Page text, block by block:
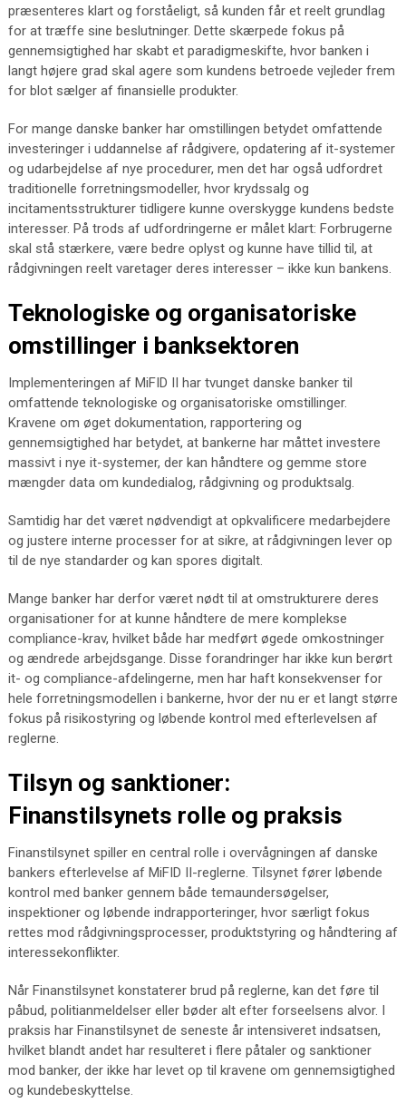
præsenteres klart og forståeligt, så kunden får et reelt grundlag
for at træffe sine beslutninger. Dette skærpede fokus på
gennemsigtighed har skabt et paradigmeskifte, hvor banken i
langt højere grad skal agere som kundens betroede vejleder frem
for blot sælger af finansielle produkter.
For mange danske banker har omstillingen betydet omfattende
investeringer i uddannelse af rådgivere, opdatering af it-systemer
og udarbejdelse af nye procedurer, men det har også udfordret
traditionelle forretningsmodeller, hvor krydssalg og
incitamentsstrukturer tidligere kunne overskygge kundens bedste
interesser. På trods af udfordringerne er målet klart: Forbrugerne
skal stå stærkere, være bedre oplyst og kunne have tillid til, at
rådgivningen reelt varetager deres interesser – ikke kun bankens.
Teknologiske og organisatoriske
omstillinger i banksektoren
Implementeringen af MiFID II har tvunget danske banker til
omfattende teknologiske og organisatoriske omstillinger.
Kravene om øget dokumentation, rapportering og
gennemsigtighed har betydet, at bankerne har måttet investere
massivt i nye it-systemer, der kan håndtere og gemme store
mængder data om kundedialog, rådgivning og produktsalg.
Samtidig har det været nødvendigt at opkvalificere medarbejdere
og justere interne processer for at sikre, at rådgivningen lever op
til de nye standarder og kan spores digitalt.
Mange banker har derfor været nødt til at omstrukturere deres
organisationer for at kunne håndtere de mere komplekse
compliance-krav, hvilket både har medført øgede omkostninger
og ændrede arbejdsgange. Disse forandringer har ikke kun berørt
it- og compliance-afdelingerne, men har haft konsekvenser for
hele forretningsmodellen i bankerne, hvor der nu er et langt større
fokus på risikostyring og løbende kontrol med efterlevelsen af
reglerne.
Tilsyn og sanktioner:
Finanstilsynets rolle og praksis
Finanstilsynet spiller en central rolle i overvågningen af danske
bankers efterlevelse af MiFID II-reglerne. Tilsynet fører løbende
kontrol med banker gennem både temaundersøgelser,
inspektioner og løbende indrapporteringer, hvor særligt fokus
rettes mod rådgivningsprocesser, produktstyring og håndtering af
interessekonflikter.
Når Finanstilsynet konstaterer brud på reglerne, kan det føre til
påbud, politianmeldelser eller bøder alt efter forseelsens alvor. I
praksis har Finanstilsynet de seneste år intensiveret indsatsen,
hvilket blandt andet har resulteret i flere påtaler og sanktioner
mod banker, der ikke har levet op til kravene om gennemsigtighed
og kundebeskyttelse.